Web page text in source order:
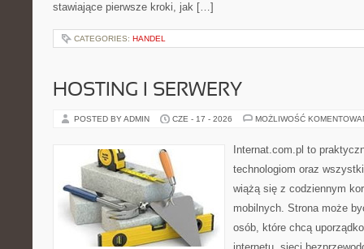
stawiające pierwsze kroki, jak […]
CATEGORIES: HANDEL
HOSTING I SERWERY
POSTED BY ADMIN CZE - 17 - 2026 MOŻLIWOŚĆ
Internat.com.pl to
technologiom oraz
wiążą się z codziennym
mobilnych. Strona może
osób, które chcą